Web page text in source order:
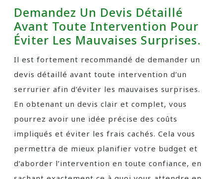
Demandez Un Devis Détaillé
Avant Toute Intervention Pour
Éviter Les Mauvaises Surprises.
Il est fortement recommandé de demander un
devis détaillé avant toute intervention d’un
serrurier afin d’éviter les mauvaises surprises.
En obtenant un devis clair et complet, vous
pourrez avoir une idée précise des coûts
impliqués et éviter les frais cachés. Cela vous
permettra de mieux planifier votre budget et
d’aborder l’intervention en toute confiance, en